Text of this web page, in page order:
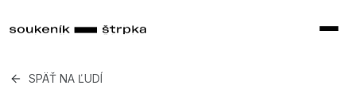
SPÄŤ NA ĽUDÍ